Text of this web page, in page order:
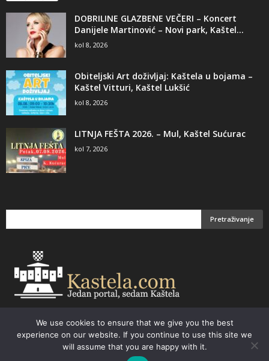
DOBRILINE GLAZBENE VEČERI – Koncert
Danijele Martinović – Novi park, Kaštel...
kol 8, 2026
Obiteljski Art doživljaj: Kaštela u bojama –
Kaštel Vitturi, Kaštel Lukšić
kol 8, 2026
LITNJA FEŠTA 2026. – Mul, Kaštel Sućurac
kol 7, 2026
kastela@kastela.com Tel: +385 21 232-437 Izrada web stranica,
prodaja informatičke opreme. Vaš izbor –
Parchy Computers
We use cookies to ensure that we give you the best
experience on our website. If you continue to use this site we
will assume that you are happy with it.